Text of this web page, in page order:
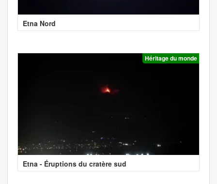
Etna Nord
Héritage du monde
Etna - Éruptions du cratère sud